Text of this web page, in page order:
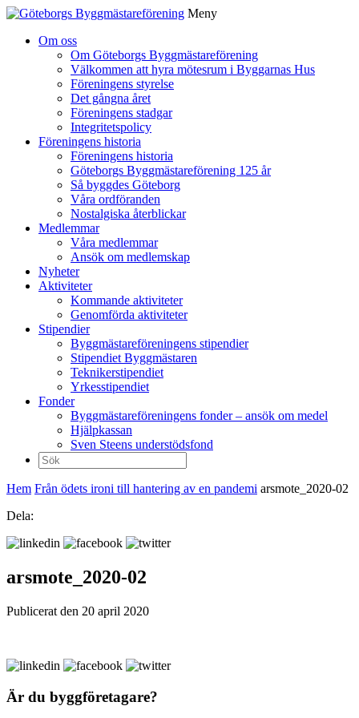
Meny
Om oss
Om Göteborgs Byggmästareförening
Välkommen att hyra mötesrum i Byggarnas Hus
Föreningens styrelse
Det gångna året
Föreningens stadgar
Integritetspolicy
Föreningens historia
Föreningens historia
Göteborgs Byggmästareförening 125 år
Så byggdes Göteborg
Våra ordföranden
Nostalgiska återblickar
Medlemmar
Våra medlemmar
Ansök om medlemskap
Nyheter
Aktiviteter
Kommande aktiviteter
Genomförda aktiviteter
Stipendier
Byggmästareföreningens stipendier
Stipendiet Byggmästaren
Teknikerstipendiet
Yrkesstipendiet
Fonder
Byggmästareföreningens fonder – ansök om medel
Hjälpkassan
Sven Steens understödsfond
Sök
efter:
Hem Från ödets ironi till hantering av en pandemi arsmote_2020-02
Dela:
arsmote_2020-02
Publicerat den 20 april 2020
Är du byggföretagare?